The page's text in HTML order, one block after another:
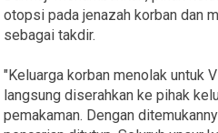
otopsi pada jenazah korban dan
sebagai takdir.
"Keluarga korban menolak untuk
langsung diserahkan ke pihak
pemakaman. Dengan